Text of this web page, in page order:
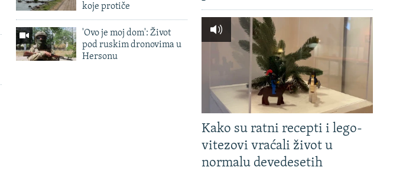
koje protiče
'Ovo je moj dom': Život
pod ruskim dronovima u
Hersonu
Kako su ratni recepti i lego-
vitezovi vraćali život u
normalu devedesetih